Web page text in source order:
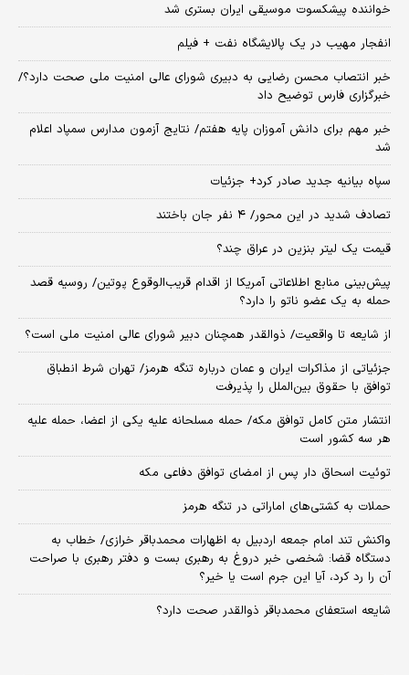
خواننده پیشکسوت موسیقی ایران بستری شد
انفجار مهیب در یک پالایشگاه نفت + فیلم
خبر انتصاب محسن رضایی به دبیری شورای عالی امنیت ملی صحت دارد؟/
خبرگزاری فارس توضیح داد
خبر مهم برای دانش آموزان پایه هفتم/ نتایج آزمون مدارس سمپاد اعلام
شد
سپاه بیانیه جدید صادر کرد+ جزئیات
تصادف شدید در این محور/ ۴ نفر جان باختند
قیمت یک لیتر بنزین در عراق چند؟
پیش‌بینی منابع اطلاعاتی آمریکا از اقدام قریب‌الوقوع پوتین/ روسیه قصد
حمله به یک عضو ناتو را دارد؟
از شایعه تا واقعیت/ ذوالقدر همچنان دبیر شورای ‌عالی امنیت ملی است؟
جزئیاتی از مذاکرات ایران و عمان درباره تنگه هرمز/ تهران شرط انطباق
توافق با حقوق بین‌الملل را پذیرفت
انتشار متن کامل توافق مکه/ حمله مسلحانه علیه یکی از اعضا، حمله علیه
هر سه کشور است
توئیت اسحاق دار پس از امضای توافق دفاعی مکه
حملات به کشتی‌های اماراتی در تنگه هرمز
واکنش تند امام جمعه اردبیل به اظهارات محمدباقر خرازی/ خطاب به
دستگاه قضا: شخصی خبر دروغ به رهبری بست و دفتر رهبری با صراحت
آن را رد کرد، آیا این جرم است یا خیر؟
شایعه استعفای محمدباقر ذوالقدر صحت دارد؟